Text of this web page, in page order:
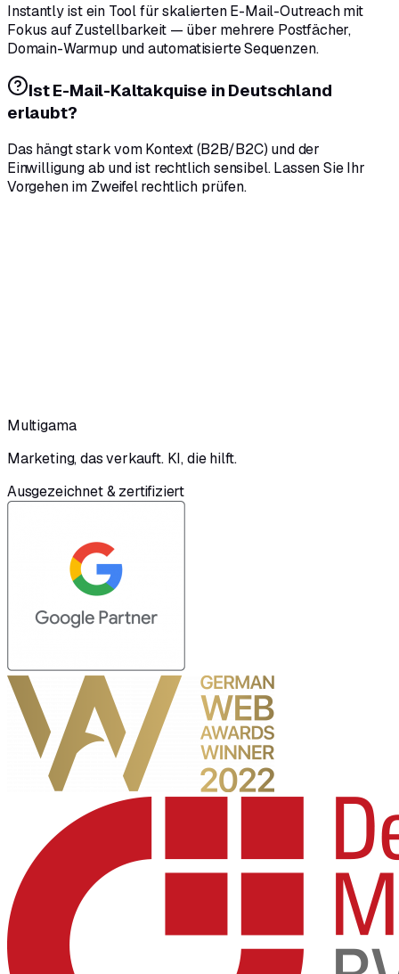
Instantly ist ein Tool für skalierten E-Mail-Outreach mit
Fokus auf Zustellbarkeit — über mehrere Postfächer,
Domain-Warmup und automatisierte Sequenzen.
Ist E-Mail-Kaltakquise in Deutschland
erlaubt?
Das hängt stark vom Kontext (B2B/B2C) und der
Einwilligung ab und ist rechtlich sensibel. Lassen Sie Ihr
Vorgehen im Zweifel rechtlich prüfen.
Multigama
Marketing, das verkauft. KI, die hilft.
Ausgezeichnet & zertifiziert